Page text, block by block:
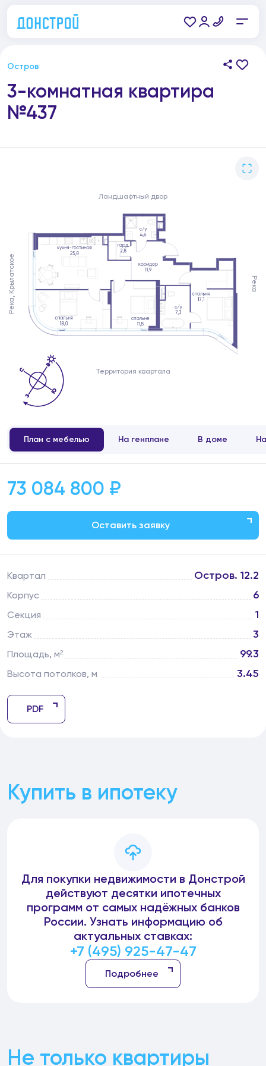
Остров
3-комнатная квартира
№437
План с мебелью На генплане В доме
Ландшафтный двор
Река
Территория квартала
Река, Крылатское
Квартал Остров. 12.2
Корпус 6
Секция 1
Этаж 3
Площадь, м² 99.3
Высота потолков, м 3.45
PDF
73 084 800 ₽
Оставить заявку
Купить в ипотеку
Для покупки недвижимости в Донстрой
действуют десятки ипотечных
программ от самых надёжных банков
России. Узнать информацию об
актуальных ставках:
+7 (495) 925-47-47
Подробнее
Не только квартиры